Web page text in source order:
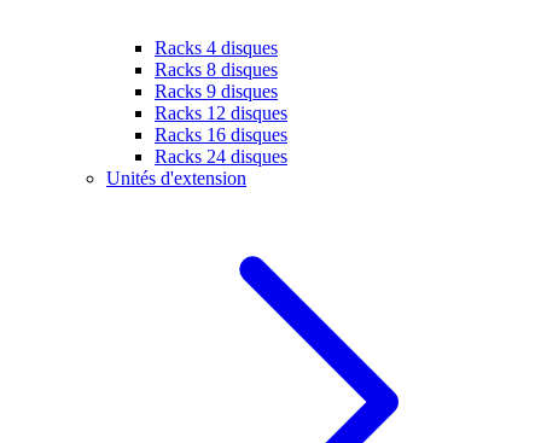
Racks 4 disques
Racks 8 disques
Racks 9 disques
Racks 12 disques
Racks 16 disques
Racks 24 disques
Unités d'extension